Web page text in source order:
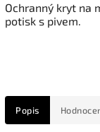
Ochranný kryt na
potisk s pivem.
Popis